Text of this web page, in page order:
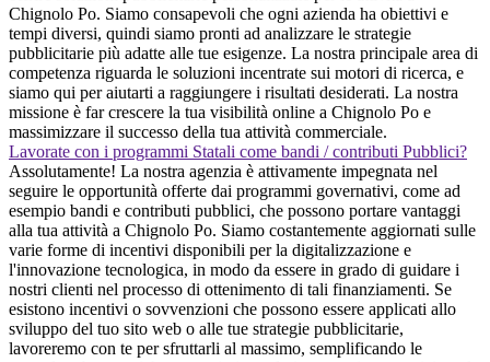
Chignolo Po. Siamo consapevoli che ogni azienda ha obiettivi e
tempi diversi, quindi siamo pronti ad analizzare le strategie
pubblicitarie più adatte alle tue esigenze. La nostra principale area di
competenza riguarda le soluzioni incentrate sui motori di ricerca, e
siamo qui per aiutarti a raggiungere i risultati desiderati. La nostra
missione è far crescere la tua visibilità online a Chignolo Po e
massimizzare il successo della tua attività commerciale.
Lavorate con i programmi Statali come bandi / contributi Pubblici?
Assolutamente! La nostra agenzia è attivamente impegnata nel
seguire le opportunità offerte dai programmi governativi, come ad
esempio bandi e contributi pubblici, che possono portare vantaggi
alla tua attività a Chignolo Po. Siamo costantemente aggiornati sulle
varie forme di incentivi disponibili per la digitalizzazione e
l'innovazione tecnologica, in modo da essere in grado di guidare i
nostri clienti nel processo di ottenimento di tali finanziamenti. Se
esistono incentivi o sovvenzioni che possono essere applicati allo
sviluppo del tuo sito web o alle tue strategie pubblicitarie,
lavoreremo con te per sfruttarli al massimo, semplificando le